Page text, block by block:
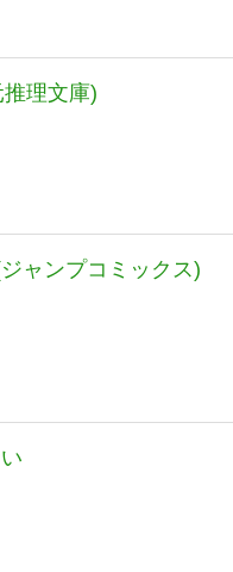
理文庫)
ャンプコミックス)